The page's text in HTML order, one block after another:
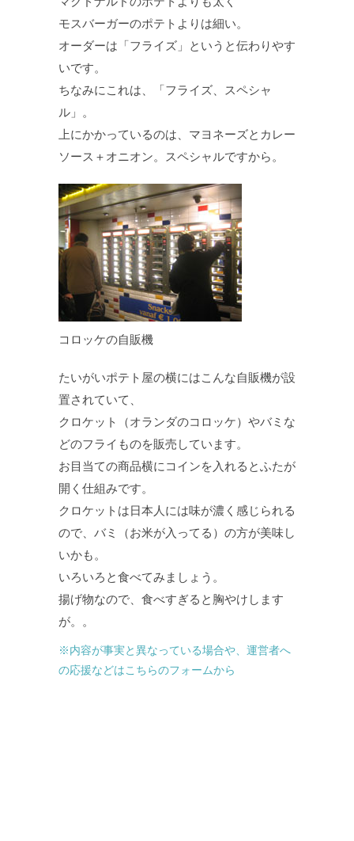
モスバーガーのポテトよりは細い。
オーダーは「フライズ」というと伝わりやす
いです。
ちなみにこれは、「フライズ、スペシャ
ル」。
上にかかっているのは、マヨネーズとカレー
ソース＋オニオン。スペシャルですから。
コロッケの自販機
たいがいポテト屋の横にはこんな自販機が設
置されていて、
クロケット（オランダのコロッケ）やバミな
どのフライものを販売しています。
お目当ての商品横にコインを入れるとふたが
開く仕組みです。
クロケットは日本人には味が濃く感じられる
ので、バミ（お米が入ってる）の方が美味し
いかも。
いろいろと食べてみましょう。
揚げ物なので、食べすぎると胸やけします
が。。
※内容が事実と異なっている場合や、運営者へ
の応援などはこちらのフォームから